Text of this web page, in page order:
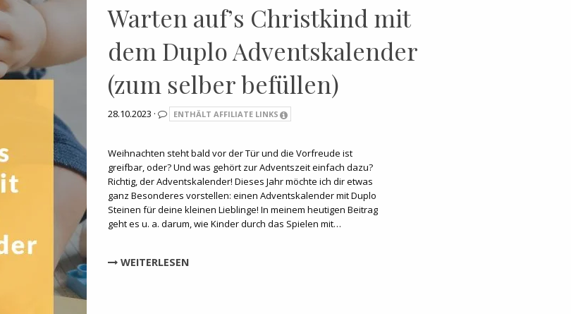
Warten auf’s Christkind mit
dem Duplo Adventskalender
(zum selber befüllen)
28.10.2023 · ENTHÄLT AFFILIATE LINKS
Weihnachten steht bald vor der Tür und die Vorfreude ist
greifbar, oder? Und was gehört zur Adventszeit einfach dazu?
Richtig, der Adventskalender! Dieses Jahr möchte ich dir etwas
ganz Besonderes vorstellen: einen Adventskalender mit Duplo
Steinen für deine kleinen Lieblinge! In meinem heutigen Beitrag
geht es u. a. darum, wie Kinder durch das Spielen mit…
WEITERLESEN